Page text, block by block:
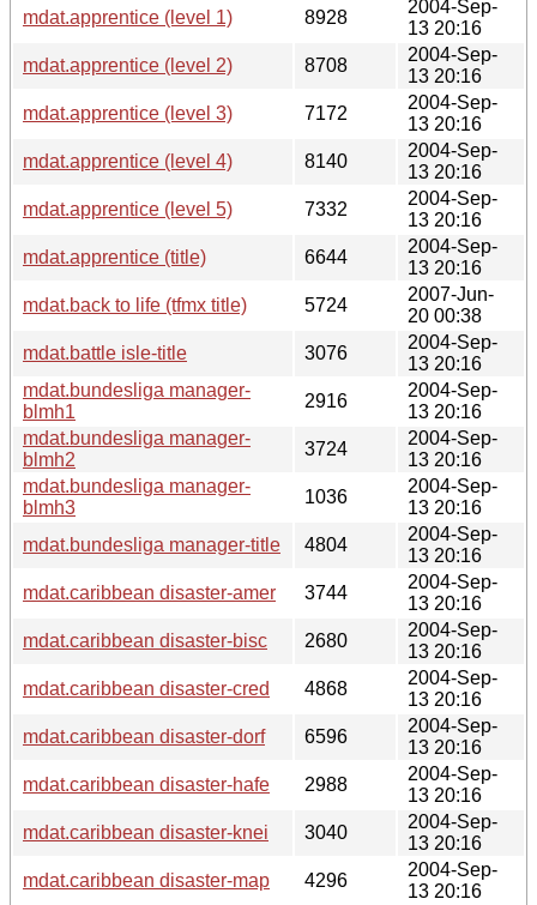
mdat.apprentice (level 1)
8928
2004-Sep-
13 20:16
mdat.apprentice (level 2)
8708
2004-Sep-
13 20:16
mdat.apprentice (level 3)
7172
2004-Sep-
13 20:16
mdat.apprentice (level 4)
8140
2004-Sep-
13 20:16
mdat.apprentice (level 5)
7332
2004-Sep-
13 20:16
mdat.apprentice (title)
6644
2004-Sep-
13 20:16
mdat.back to life (tfmx title)
5724
2007-Jun-
20 00:38
mdat.battle isle-title
3076
2004-Sep-
13 20:16
mdat.bundesliga manager-
blmh1
2916
2004-Sep-
13 20:16
mdat.bundesliga manager-
blmh2
3724
2004-Sep-
13 20:16
mdat.bundesliga manager-
blmh3
1036
2004-Sep-
13 20:16
mdat.bundesliga manager-title
4804
2004-Sep-
13 20:16
mdat.caribbean disaster-amer
3744
2004-Sep-
13 20:16
mdat.caribbean disaster-bisc
2680
2004-Sep-
13 20:16
mdat.caribbean disaster-cred
4868
2004-Sep-
13 20:16
mdat.caribbean disaster-dorf
6596
2004-Sep-
13 20:16
mdat.caribbean disaster-hafe
2988
2004-Sep-
13 20:16
mdat.caribbean disaster-knei
3040
2004-Sep-
13 20:16
mdat.caribbean disaster-map
4296
2004-Sep-
13 20:16